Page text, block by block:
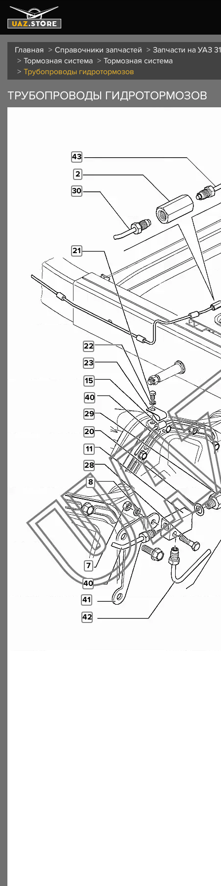
Главная Справочники запчастей
Запчасти на УАЗ
Тормозная система
Тормозная система
Трубопроводы гидротормозов
ТРУБОПРОВОДЫ ГИДРОТОРМОЗОВ
2
7
8
11
15
20
21
22
23
28
29
30
40
40
41
42
43